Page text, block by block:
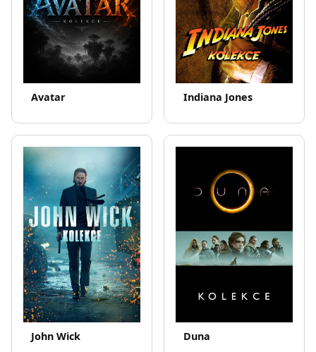
Avatar Indiana Jones
John Wick Duna